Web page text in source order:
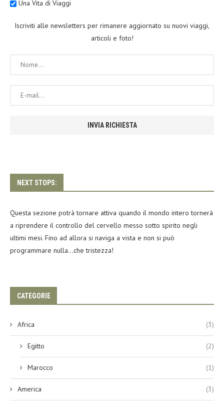
Una Vita di Viaggi
Iscriviti alle newsletters per rimanere aggiornato su nuovi viaggi,
articoli e foto!
NEXT STOPS:
Questa sezione potrà tornare attiva quando il mondo intero tornerà
a riprendere il controllo del cervello messo sotto spirito negli
ultimi mesi. Fino ad allora si naviga a vista e non si può
programmare nulla…che tristezza!
CATEGORIE
Africa (3)
Egitto (2)
Marocco (1)
America (3)